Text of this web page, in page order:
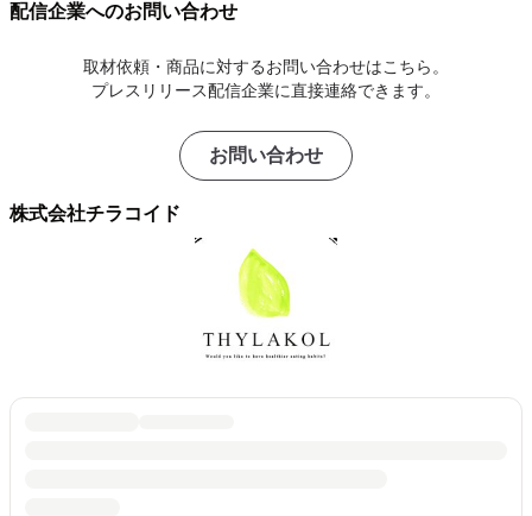
配信企業へのお問い合わせ
取材依頼・商品に対するお問い合わせはこちら。
プレスリリース配信企業に直接連絡できます。
お問い合わせ
株式会社チラコイド